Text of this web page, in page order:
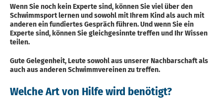
Wenn Sie noch kein Experte sind, können Sie viel über den
Schwimmsport lernen und sowohl mit Ihrem Kind als auch mit
anderen ein fundiertes Gespräch führen. Und wenn Sie ein
Experte sind, können Sie gleichgesinnte treffen und Ihr Wissen
teilen.
Gute Gelegenheit, Leute sowohl aus unserer Nachbarschaft als
auch aus anderen Schwimmvereinen zu treffen.
Welche Art von Hilfe wird benötigt?